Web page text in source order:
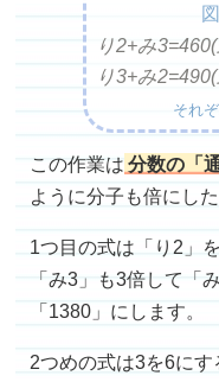
り2+み
り3+み
それ
この作業は 分数の「通
ように分子も倍にし
1つ目の式は「り2」
「み3」も3倍して「
「1380」にします。
2つめの式は3を6に